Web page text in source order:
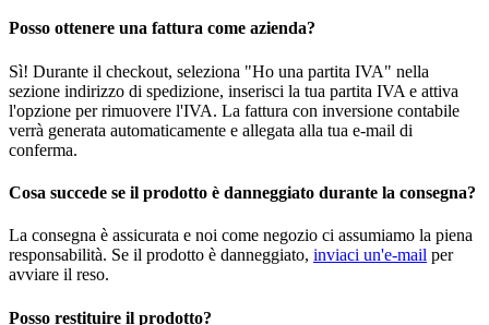
Posso ottenere una fattura come azienda?
Sì! Durante il checkout, seleziona "Ho una partita IVA" nella
sezione indirizzo di spedizione, inserisci la tua partita IVA e attiva
l'opzione per rimuovere l'IVA. La fattura con inversione contabile
verrà generata automaticamente e allegata alla tua e-mail di
conferma.
Cosa succede se il prodotto è danneggiato durante la consegna?
La consegna è assicurata e noi come negozio ci assumiamo la piena
responsabilità. Se il prodotto è danneggiato, inviaci un'e-mail per
avviare il reso.
Posso restituire il prodotto?